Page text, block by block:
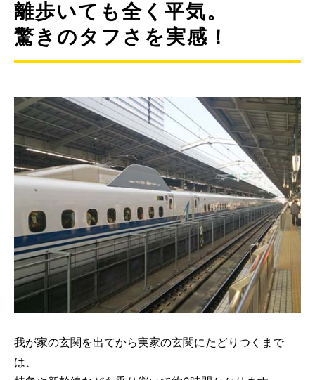
離歩いても全く平気。
驚きのタフさを実感！
我が家の玄関を出てから実家の玄関にたどりつくまで
は、